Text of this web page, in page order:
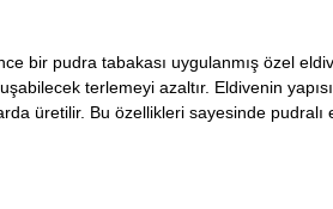
bir pudra tabakası uygulanmış özel
terlemeyi azaltır. Eldivenin
üretilir. Bu özellikleri sayesinde pudralı